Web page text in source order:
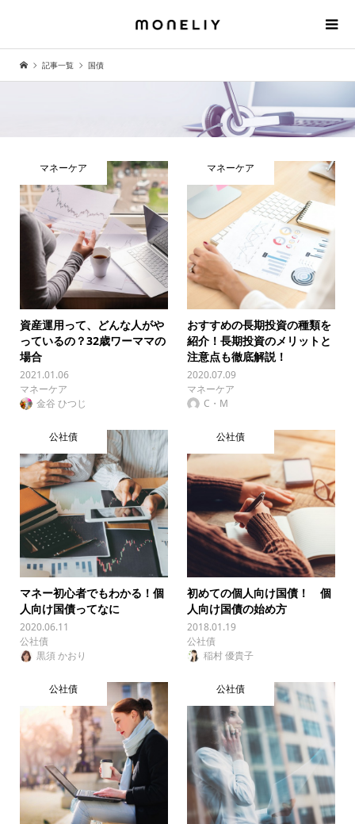
記事一覧 国債
マネーケア
資産運用って、どんな人がや
っているの？32歳ワーママの
場合
2021.01.06
マネーケア
金谷 ひつじ
マネーケア
おすすめの長期投資の種類を
紹介！長期投資のメリットと
注意点も徹底解説！
2020.07.09
マネーケア
C・M
公社債
マネー初心者でもわかる！個
人向け国債ってなに
2020.06.11
公社債
黒須 かおり
公社債
初めての個人向け国債！ 個
人向け国債の始め方
2018.01.19
公社債
稲村 優貴子
公社債 公社債